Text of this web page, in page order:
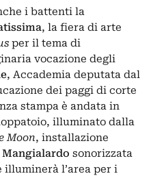
i battenti la
, la fiera di arte
per il tema di
vocazione degli
, Accademia deputata dal
dei paggi di corte
stampa è andata in
illuminato dalla
Moon, installazione
Mangialardo sonorizzata
illuminerà l’area per i